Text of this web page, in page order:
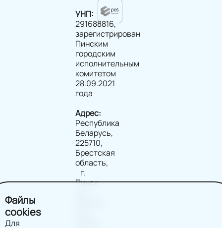
Файлы
cookies
Для
УНП:
291688816,
зарегистрирован
Пинским
городским
исполнительным
комитетом
28.09.2021
года
Адрес:
Республика
Беларусь,
225710,
Брестская
область,
г.
Пинск,